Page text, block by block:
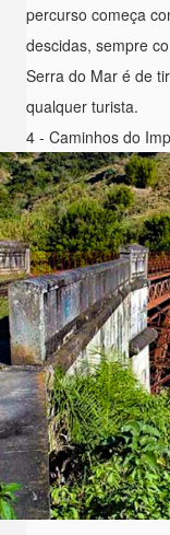
percurso começa
descidas, sempre
Serra do Mar é de
qualquer turista.
4 - Caminhos do